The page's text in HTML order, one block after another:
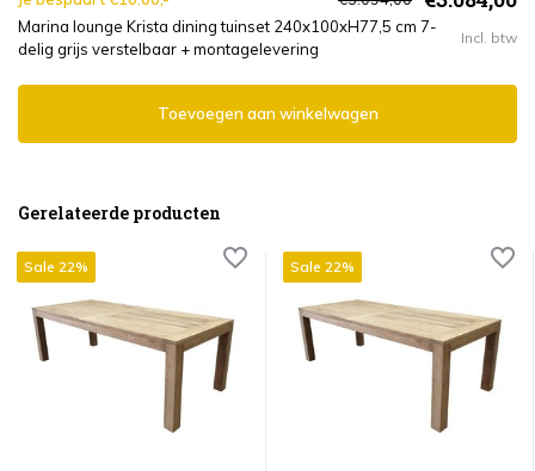
Marina lounge Krista dining tuinset 240x100xH77,5 cm 7-
delig grijs verstelbaar + montagelevering
Incl. btw
Toevoegen aan winkelwagen
Gerelateerde producten
Sale 22% Sale 22%